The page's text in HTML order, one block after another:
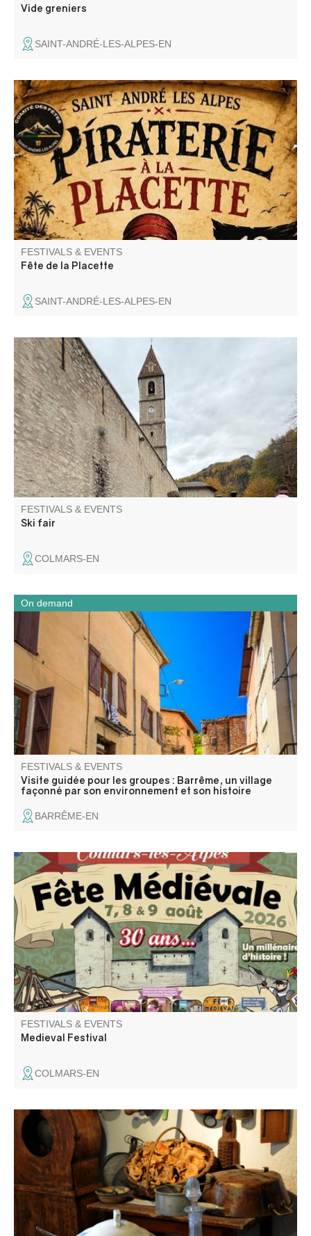
Vide greniers
SAINT-ANDRÉ-LES-ALPES-EN
"Piraterie à la Placette" animé par DJ Mathis.
FESTIVALS & EVENTS
Fête de la Placette
SAINT-ANDRÉ-LES-ALPES-EN
Take advantage of the ski fair and winter braderie for
bargains on clearance equipment, new and used, clothing
and footwear.
FESTIVALS & EVENTS
Ski fair
COLMARS-EN
Barrême est un village façonné par son territoire : la
roche, l’eau et les voies de passage. Installé au confluent
de trois Asse, au pied du plateau Saint-Jean, il s’est
déplacé au fil des siècles, du bourg perché médiéval vers
FESTIVALS & EVENTS
Visite guidée pour les groupes : Barrême, un village
façonné par son environnement et son histoire
On demand
BARRÊME-EN
A Colmars se tient depuis 30 ans une fête légendaire qui
fait renaître l’esprit du Moyen Âge. Franchissez les portes
de la cité et plongez dans un univers de fastes et de
merveilles. Échassiers, musiciens, acrobates et nombreux
spectacles gratuits.
FESTIVALS & EVENTS
Medieval Festival
COLMARS-EN
The Maison Musée is a maze of rooms and corridors. To
help you find your way around, why not take part in a
historical animation?